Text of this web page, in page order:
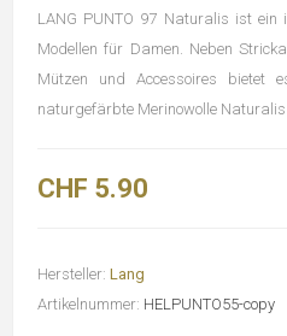
LANG PUNTO 97 Naturalis ist
Modellen für Damen. Neben
Mützen und Accessoires bietet
naturgefärbte Merinowolle Naturalis
CHF 5.90
Hersteller: Lang
Artikelnummer: HELPUNTO55-copy